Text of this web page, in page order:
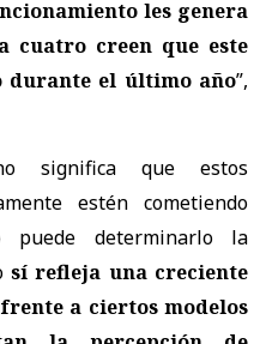
les genera
cuatro creen que este
durante el último año”,
significa que estos
estén cometiendo
puede determinarlo la
sí refleja una creciente
a ciertos modelos